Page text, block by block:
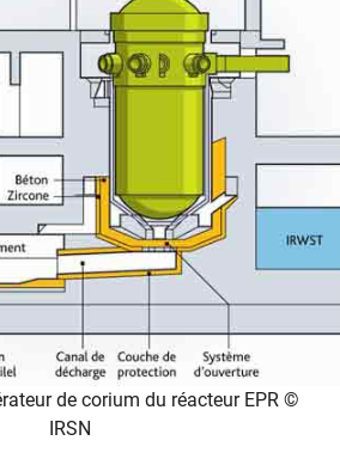
de corium du réacteur EPR ©
IRSN